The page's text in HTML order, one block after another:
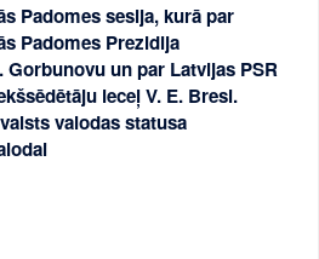
Padomes sesija, kurā par
Padomes Prezidija
Gorbunovu un par Latvijas PSR
ieceļ V. E. Bresi.
valodas statusa